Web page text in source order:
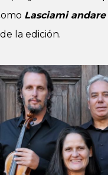
Lasciami andare
la edición.